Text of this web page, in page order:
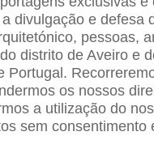
divulgação e defesa
pessoas,
distrito de Aveiro e
Portugal.
os nossos
a utilização do
sem consentimento